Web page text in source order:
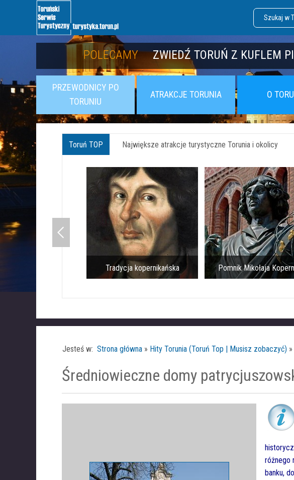
POLECAMY ZWIEDŹ TORUŃ Z KUFLEM
POLECAMY POZNAJ TWIERDZĘ TORUŃ
PRZEWODNICY PO
TORUNIU
ATRAKCJE TORUNIA O
Toruń TOP Największe atrakcje turystyczne Torunia i okolicy
Tradycja kopernikańska Pomnik Mikołaja
Jesteś w: Strona główna » Hity Torunia (Toruń Top | Musisz zobaczyć) »
Średniowieczne domy
różnego
banku,